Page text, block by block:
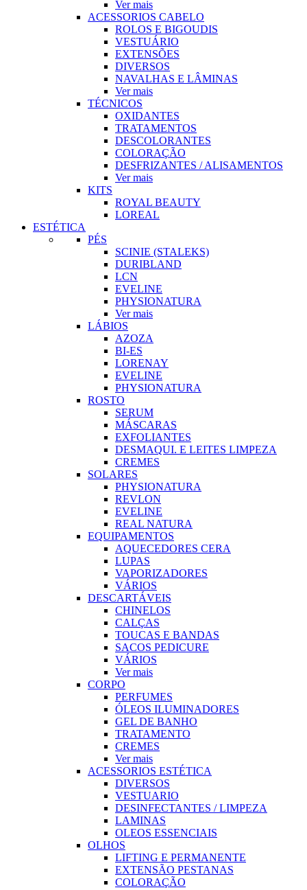
Ver mais
ACESSORIOS CABELO
ROLOS E BIGOUDIS
VESTUÁRIO
EXTENSÕES
DIVERSOS
NAVALHAS E LÂMINAS
Ver mais
TÉCNICOS
OXIDANTES
TRATAMENTOS
DESCOLORANTES
COLORAÇÃO
DESFRIZANTES / ALISAMENTOS
Ver mais
KITS
ROYAL BEAUTY
LOREAL
ESTÉTICA
PÉS
SCINIE (STALEKS)
DURIBLAND
LCN
EVELINE
PHYSIONATURA
Ver mais
LÁBIOS
AZOZA
BI-ES
LORENAY
EVELINE
PHYSIONATURA
ROSTO
SERUM
MÁSCARAS
EXFOLIANTES
DESMAQUI. E LEITES LIMPEZA
CREMES
SOLARES
PHYSIONATURA
REVLON
EVELINE
REAL NATURA
EQUIPAMENTOS
AQUECEDORES CERA
LUPAS
VAPORIZADORES
VÁRIOS
DESCARTÁVEIS
CHINELOS
CALÇAS
TOUCAS E BANDAS
SACOS PEDICURE
VÁRIOS
Ver mais
CORPO
PERFUMES
ÓLEOS ILUMINADORES
GEL DE BANHO
TRATAMENTO
CREMES
Ver mais
ACESSORIOS ESTÉTICA
DIVERSOS
VESTUARIO
DESINFECTANTES / LIMPEZA
LAMINAS
OLEOS ESSENCIAIS
OLHOS
LIFTING E PERMANENTE
EXTENSÃO PESTANAS
COLORAÇÃO